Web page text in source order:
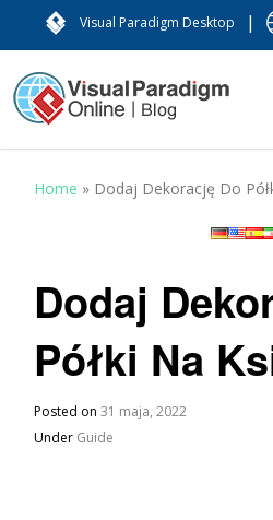
Visual Paradigm Desktop |
Home » Dodaj Dekorację Do
Dodaj
Półki Na
Posted on31 maja, 2022
Under Guide